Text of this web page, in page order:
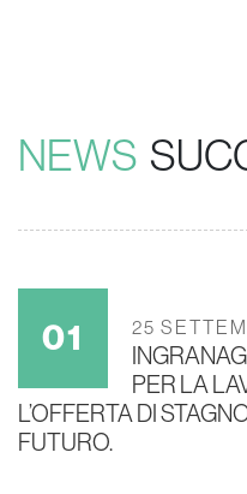
NEWS
25
PER LA
L’OFFERTA DI
FUTURO.